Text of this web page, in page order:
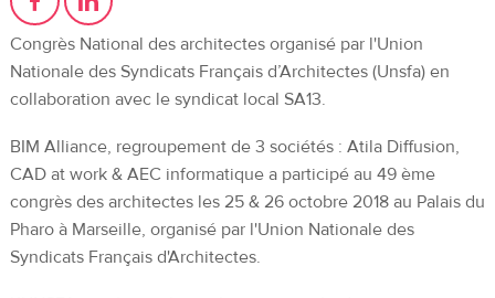
Congrès National des architectes organisé par l'Union
Nationale des Syndicats Français d’Architectes (Unsfa) en
collaboration avec le syndicat local SA13.
BIM Alliance, regroupement de 3 sociétés : Atila Diffusion,
CAD at work & AEC informatique a participé au 49 ème
congrès des architectes les 25 & 26 octobre 2018 au Palais du
Pharo à Marseille, organisé par l'Union Nationale des
Syndicats Français d'Architectes.